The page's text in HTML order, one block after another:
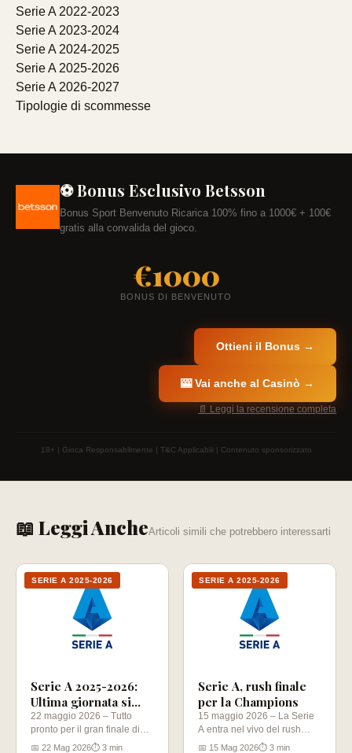
Serie A 2022-2023
Serie A 2023-2024
Serie A 2024-2025
Serie A 2025-2026
Serie A 2026-2027
Tipologie di scommesse
⚽ Bonus Esclusivo Betsson
Bonus Sport Benvenuto Ricarica 100% fino a 1000€ + 100€
gratis alla convalida del gioco.
€1000
BONUS DI BENVENUTO
Ottieni il Bonus →
🎰 Vai anche al Casinò →
📄 Leggi la recensione completa
18+ | Gioca Responsabilmente | T&C Applicabili | Contenuto sponsorizzato
📖 Leggi AncheArticoli simili che potrebbero interessarti
SERIE A 2025-2026
Serie A 2025-2026:
Ultima giornata si
decide tutto per la
Champions
22 maggio 2026 – Tutto
pronto per il gran finale di
Serie A, dove…
📅 22 Mag 2026⏱ 3 min
SERIE A 2025-2026
Serie A, rush finale
per la Champions
15 maggio 2026 – La Serie
A entra nel vivo del rush
finale per…
📅 15 Mag 2026⏱ 3 min